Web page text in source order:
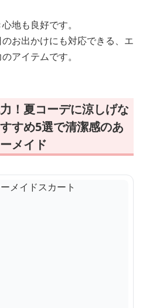
地も良好です。
お出かけにも対応できる、エ
アイテムです。
！夏コーデに涼しげな
すめ5選で清潔感のあ
メイド